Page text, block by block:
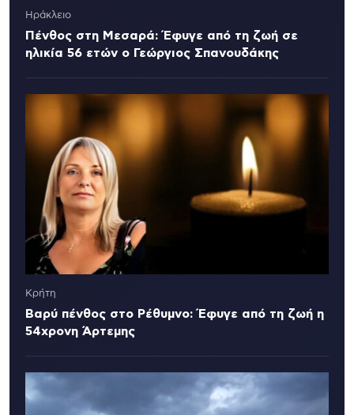
Ηράκλειο
Πένθος στη Μεσαρά: Έφυγε από τη ζωή σε
ηλικία 56 ετών ο Γεώργιος Σπανουδάκης
Κρήτη
Βαρύ πένθος στο Ρέθυμνο: Έφυγε από τη ζωή η
54χρονη Άρτεμης